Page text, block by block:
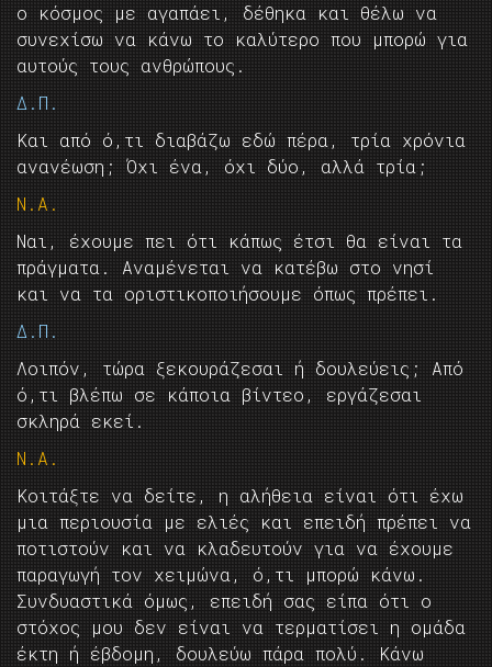
ο κόσμος με αγαπάει, δέθηκα και θέλω να
συνεχίσω να κάνω το καλύτερο που μπορώ για
αυτούς τους ανθρώπους.
Δ.Π.
Και από ό,τι διαβάζω εδώ πέρα, τρία χρόνια
ανανέωση; Όχι ένα, όχι δύο, αλλά τρία;
Ν.Α.
Ναι, έχουμε πει ότι κάπως έτσι θα είναι τα
πράγματα. Αναμένεται να κατέβω στο νησί
και να τα οριστικοποιήσουμε όπως πρέπει.
Δ.Π.
Λοιπόν, τώρα ξεκουράζεσαι ή δουλεύεις; Από
ό,τι βλέπω σε κάποια βίντεο, εργάζεσαι
σκληρά εκεί.
Ν.Α.
Κοιτάξτε να δείτε, η αλήθεια είναι ότι έχω
μια περιουσία με ελιές και επειδή πρέπει να
ποτιστούν και να κλαδευτούν για να έχουμε
παραγωγή τον χειμώνα, ό,τι μπορώ κάνω.
Συνδυαστικά όμως, επειδή σας είπα ότι ο
στόχος μου δεν είναι να τερματίσει η ομάδα
έκτη ή έβδομη, δουλεύω πάρα πολύ. Κάνω